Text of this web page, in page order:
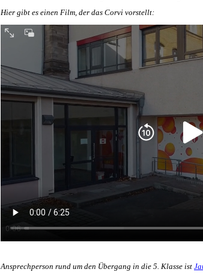
Hier gibt es einen Film, der das Corvi vorstellt:
Ansprechperson rund um den Übergang in die 5. Klasse ist